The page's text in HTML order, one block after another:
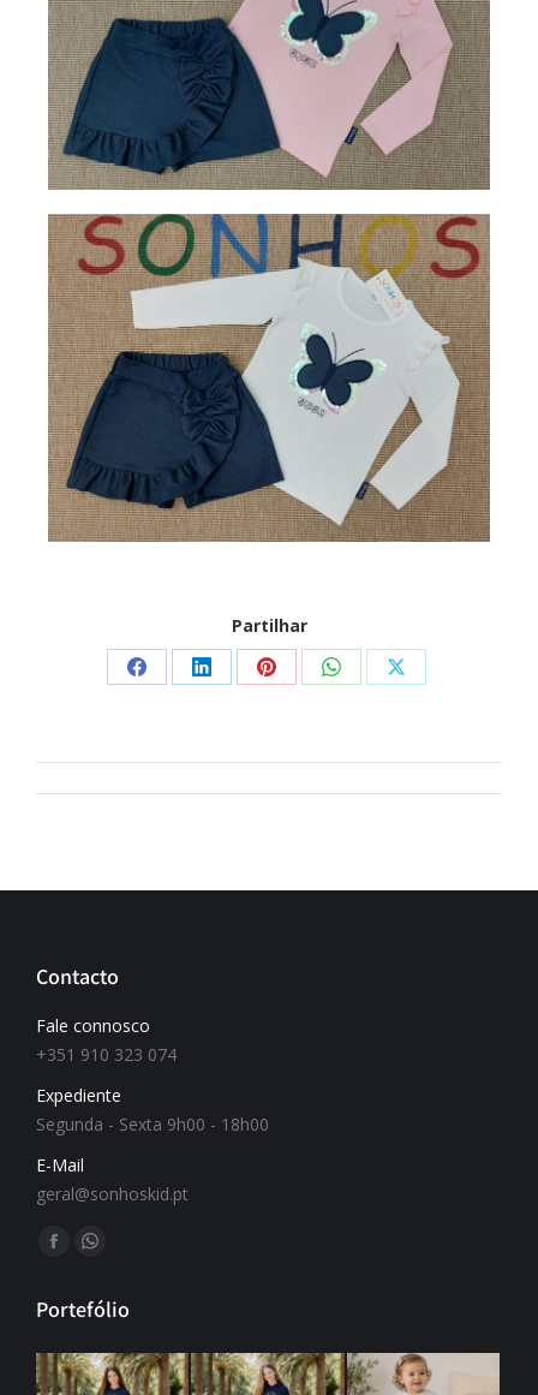
Partilhar
Contacto
Fale connosco
+351 910 323 074
Expediente
Segunda - Sexta 9h00 - 18h00
E-Mail
geral@sonhoskid.pt
Find us on:
Portefólio